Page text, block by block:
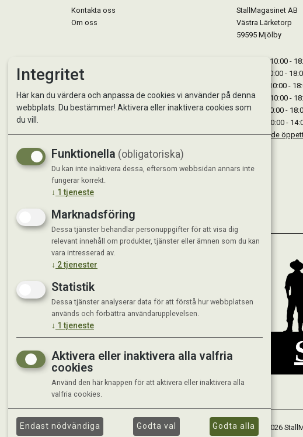
Kontakta oss
Om oss
StallMagasinet AB
Västra Lärketorp
59595 Mjölby
Måndag : 10:00 -
Tisdag : 10:00 -
Onsdag : 10:00 -
Torsdag : 10:00 -
Fredag : 10:00 -
Lördag : 10:00 -
Se avvikande
© 2026
Integritet
Här kan du värdera och anpassa de cookies vi använder på denna
webbplats. Du bestämmer! Aktivera eller inaktivera cookies som
du vill.
Funktionella (obligatoriska)
Du kan inte inaktivera dessa, eftersom webbsidan annars inte
fungerar korrekt.
↓ 1 tjeneste
Marknadsföring
Dessa tjänster behandlar personuppgifter för att visa dig
relevant innehåll om produkter, tjänster eller ämnen som du kan
vara intresserad av.
↓ 2tjenester
Statistik
Dessa tjänster analyserar data för att förstå hur webbplatsen
används och förbättra användarupplevelsen.
↓ 1 tjeneste
Aktivera eller inaktivera alla valfria
cookies
Använd den här knappen för att aktivera eller inaktivera alla
valfria cookies.
Endast nödvändiga Godta val Godta alla